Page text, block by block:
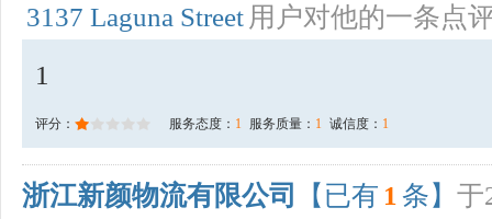
3137 Laguna Street 用户对他的一条点
1
评分： 服务态度： 1 服务质量： 1 诚信度： 1
浙江新颜物流有限公司 【已有 1 条】 于